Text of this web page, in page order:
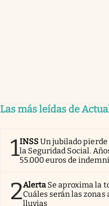
Las más leídas de
1INSSUn jubilado
la Seguridad Social.
55.000 euros de
2Alerta Se aproxima la
Cuáles serán las
lluvias